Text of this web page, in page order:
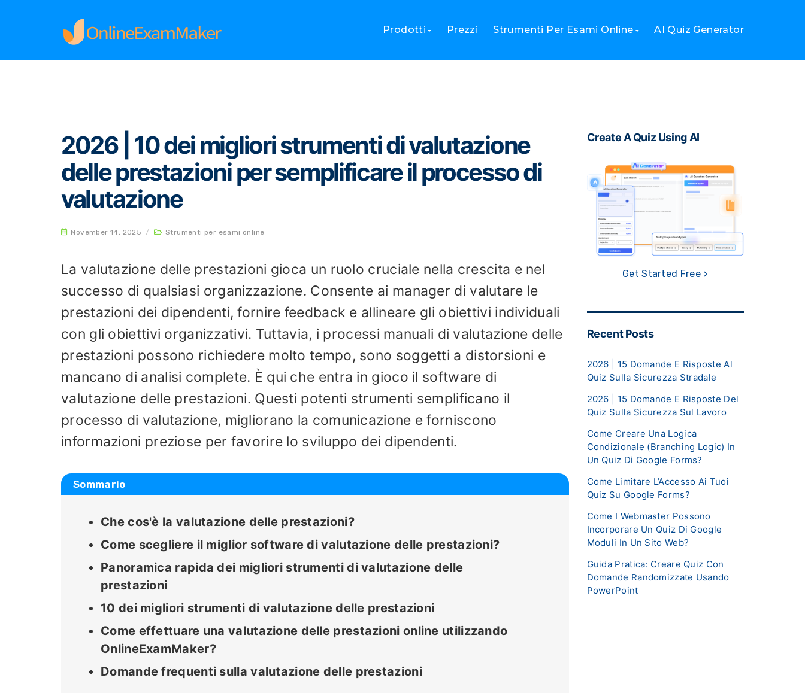
Prodotti Prezzi Strumenti Per Esami Online AI Quiz Generator
Home
2026 | 10 dei migliori strumenti di valutazione
delle prestazioni per semplificare il processo di
valutazione
November 14, 2025 / Strumenti per esami online
La valutazione delle prestazioni gioca un ruolo cruciale nella crescita e nel
successo di qualsiasi organizzazione. Consente ai manager di valutare le
prestazioni dei dipendenti, fornire feedback e allineare gli obiettivi individuali
con gli obiettivi organizzativi. Tuttavia, i processi manuali di valutazione delle
prestazioni possono richiedere molto tempo, sono soggetti a distorsioni e
mancano di analisi complete. È qui che entra in gioco il software di
valutazione delle prestazioni. Questi potenti strumenti semplificano il
processo di valutazione, migliorano la comunicazione e forniscono
informazioni preziose per favorire lo sviluppo dei dipendenti.
Sommario
Che cos'è la valutazione delle prestazioni?
Come scegliere il miglior software di valutazione delle prestazioni?
Panoramica rapida dei migliori strumenti di valutazione delle
prestazioni
10 dei migliori strumenti di valutazione delle prestazioni
Come effettuare una valutazione delle prestazioni online utilizzando
OnlineExamMaker?
Domande frequenti sulla valutazione delle prestazioni
Create A Quiz Using AI
Get Started Free >
Recent Posts
2026 | 15 Domande E Risposte Al
Quiz Sulla Sicurezza Stradale
2026 | 15 Domande E Risposte Del
Quiz Sulla Sicurezza Sul Lavoro
Come Creare Una Logica
Condizionale (Branching Logic) In
Un Quiz Di Google Forms?
Come Limitare L’Accesso Ai Tuoi
Quiz Su Google Forms?
Come I Webmaster Possono
Incorporare Un Quiz Di Google
Moduli In Un Sito Web?
Guida Pratica: Creare Quiz Con
Domande Randomizzate Usando
PowerPoint